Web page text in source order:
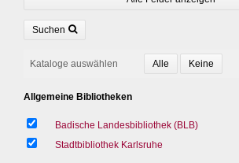
Suchen
Kataloge auswählen
Allgemeine Bibliotheken
Badische Landesbibliothek (BLB)
Stadtbibliothek Karlsruhe